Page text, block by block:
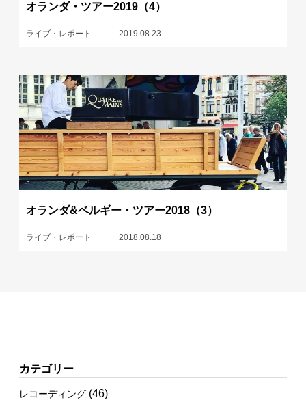
オランダ・ツアー2019（4）
ライブ・レポート 2019.08.23
オランダ&ベルギー・ツアー2018（3）
ライブ・レポート 2018.08.18
カテゴリー
レコーディング (46)